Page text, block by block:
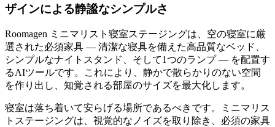
ザインによる静謐なシンプルさ
Roomagen ミニマリスト寝室ステージングは、空の寝室に厳
選された必須家具 — 清潔な寝具を備えた高品質なベッド、
シンプルなナイトスタンド、そして1つのランプ — を配置す
るAIツールです。これにより、静かで散らかりのない空間
を作り出し、知覚される部屋のサイズを最大化します。
寝室は落ち着いて安らげる場所であるべきです。ミニマリス
トステージングは、視覚的なノイズを取り除き、必須の家具